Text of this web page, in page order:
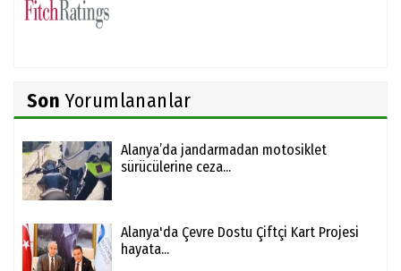
Son Yorumlananlar
Alanya’da jandarmadan motosiklet
sürücülerine ceza...
Alanya'da Çevre Dostu Çiftçi Kart Projesi
hayata...